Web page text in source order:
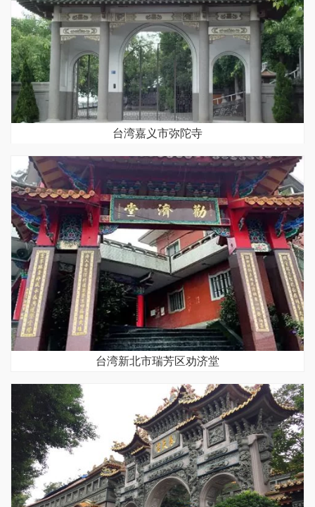
台湾嘉义市弥陀寺
台湾新北市瑞芳区劝济堂